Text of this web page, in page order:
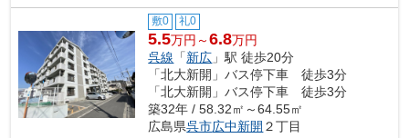
敷0 礼0
5.5万円～6.8万円
呉線 「新広 」駅 徒歩20分
「北大新開」バス停下車 徒歩3分
「北大新開」バス停下車 徒歩3分
築32年 / 58.32㎡～64.55㎡
広島県呉市広中新開 ２丁目